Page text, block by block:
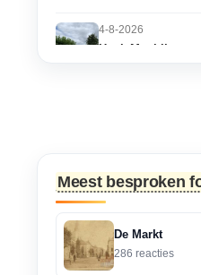
4-8-2026
Hoek Matthijs van
3-8-2026
Hoek Matthijs van
en Bisschop Philip
Roveniusstraat
Meest besproken
De Markt
286 reacties